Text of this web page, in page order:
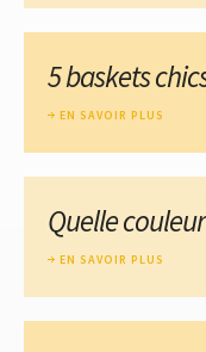
5 baskets
EN SAVOIR PLUS
Quelle
EN SAVOIR PLUS